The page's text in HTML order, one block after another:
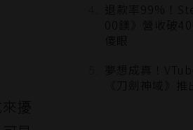
擾
退款率99%！
00鎂》營收破
傻眼
夢想成真！
《刀劍神域》